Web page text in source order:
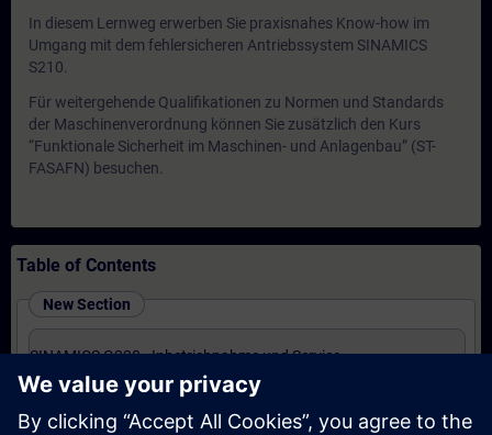
In diesem Lernweg erwerben Sie praxisnahes Know-how im
Umgang mit dem fehlersicheren Antriebssystem SINAMICS
S210.
Für weitergehende Qualifikationen zu Normen und Standards
der Maschinenverordnung können Sie zusätzlich den Kurs
“Funktionale Sicherheit im Maschinen- und Anlagenbau” (ST-
FASAFN) besuchen.
Table of Contents
New Section
SINAMICS G220 - Inbetriebnahme und Service
(Präsenz-Training)